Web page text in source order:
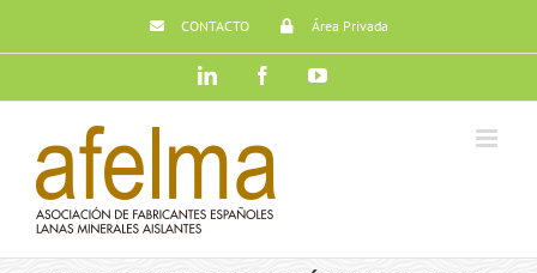
CONTACTO Área Privada
LinkedIn FacebookYouTube